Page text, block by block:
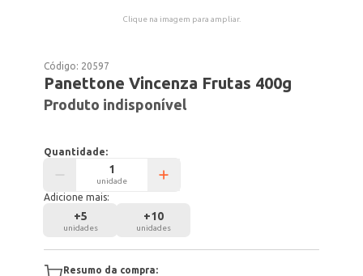
Clique na imagem para ampliar.
Código: 20597
Panettone Vincenza Frutas 400g
Produto indisponível
Quantidade:
unidade
Adicione mais:
+5
unidades
+10
unidades
Resumo da compra: